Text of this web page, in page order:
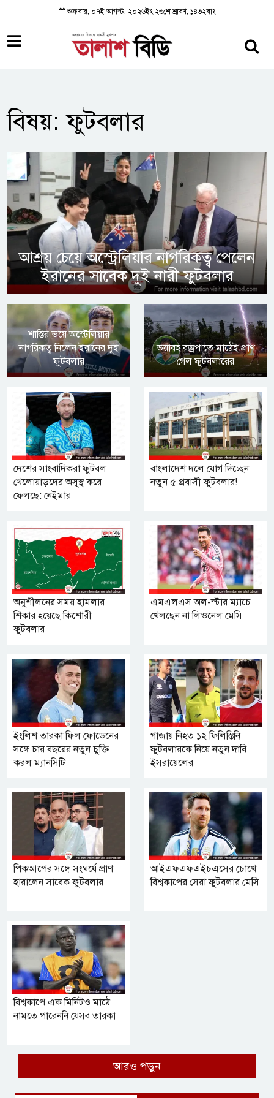
শুক্রবার, ০৭ই আগস্ট, ২০২৬ইং ২৩শে শ্রাবণ, ১৪৩২বাং
বিষয়: ফুটবলার
আশ্রয় চেয়ে অস্ট্রেলিয়ার নাগরিকত্ব পেলেন
ইরানের সাবেক দুই নারী ফুটবলার
শাস্তির ভয়ে অস্ট্রেলিয়ার
নাগরিকত্ব নিলেন ইরানের দুই
ফুটবলার
ভয়াবহ বজ্রপাতে মাঠেই প্রাণ
গেল ফুটবলারের
দেশের সাংবাদিকরা ফুটবল
খেলোয়াড়দের অসুস্থ করে
ফেলছে: নেইমার
বাংলাদেশ দলে যোগ দিচ্ছেন
নতুন ৫ প্রবাসী ফুটবলার!
অনুশীলনের সময় হামলার
শিকার হয়েছে কিশোরী
ফুটবলার
এমএলএস অল-স্টার ম্যাচে
খেলছেন না লিওনেল মেসি
ইংলিশ তারকা ফিল ফোডেনের
সঙ্গে চার বছরের নতুন চুক্তি
করল ম্যানসিটি
গাজায় নিহত ১২ ফিলিস্তিনি
ফুটবলারকে নিয়ে নতুন দাবি
ইসরায়েলের
পিকআপের সঙ্গে সংঘর্ষে প্রাণ
হারালেন সাবেক ফুটবলার
আইএফএফএইচএসের চোখে
বিশ্বকাপের সেরা ফুটবলার মেসি
বিশ্বকাপে এক মিনিটও মাঠে
নামতে পারেননি যেসব তারকা
আরও পড়ুন